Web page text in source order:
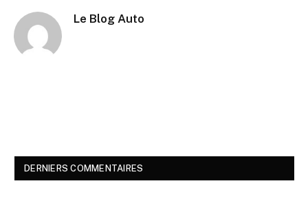
Le Blog Auto
DERNIERS COMMENTAIRES